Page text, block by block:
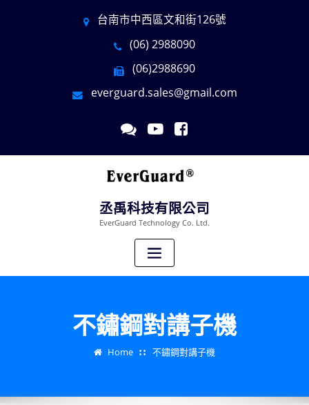
台南市中西區文和街126號
(06) 2988090
(06)2988690
everguard.sales@gmail.com
丞禹科技有限公司
EverGuard Technology Co. Ltd.
不鏽鋼對講子機
Home 不鏽鋼對講子機